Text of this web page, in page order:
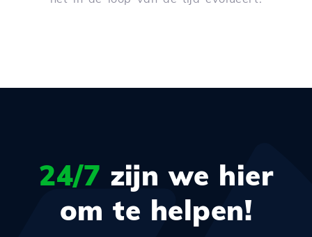
24/7 zijn we hier
om te helpen!